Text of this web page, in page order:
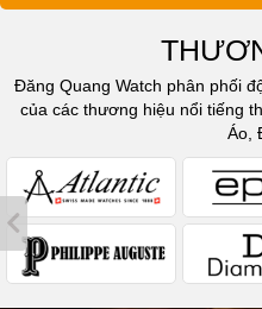
Đăng Quang Watch phân phối
của các thương hiệu nổi tiếng
Áo,